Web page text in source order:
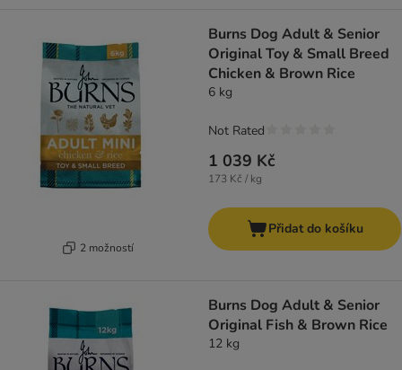
2 možností
Burns Dog Adult & Senior
Original Toy & Small Breed
Chicken & Brown Rice
6 kg
1 039 Kč
173 Kč / kg
Not Rated
Přidat do košíku
Burns Dog Adult & Senior
Original Fish & Brown Rice
12 kg